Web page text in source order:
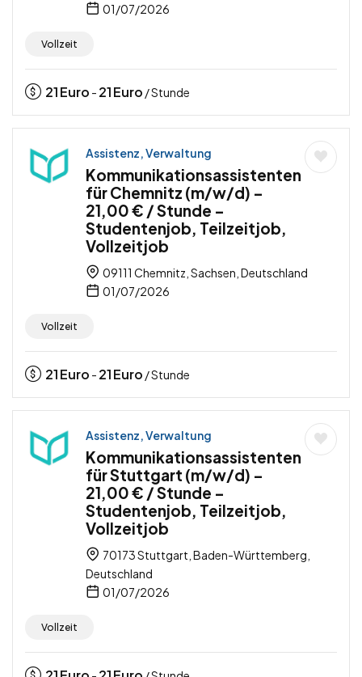
01/07/2026
Vollzeit
21Euro - 21Euro / Stunde
Assistenz, Verwaltung
Kommunikationsassistenten
für Chemnitz (m/w/d) –
21,00 € / Stunde –
Studentenjob, Teilzeitjob,
Vollzeitjob
09111 Chemnitz, Sachsen, Deutschland
01/07/2026
Vollzeit
21Euro - 21Euro / Stunde
Assistenz, Verwaltung
Kommunikationsassistenten
für Stuttgart (m/w/d) –
21,00 € / Stunde –
Studentenjob, Teilzeitjob,
Vollzeitjob
70173 Stuttgart, Baden-Württemberg,
Deutschland
01/07/2026
Vollzeit